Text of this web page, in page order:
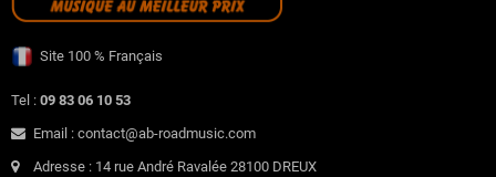
Site 100 % Français
Tel : 09 83 06 10 53
Email : contact@ab-roadmusic.com
Adresse : 14 rue André Ravalée 28100 DREUX